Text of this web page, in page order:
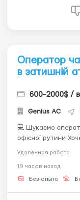
Оператор
в затишній
600-2000$ /
Genius AС
💻 Шукаємо
офісної рутини
дому? Ми
роботи тобі знадобиться: Власний
Удаленная работа
19 часов назад
Без опыта